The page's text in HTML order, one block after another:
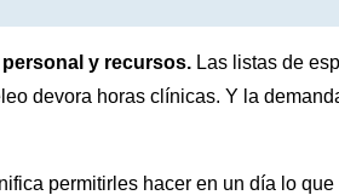
y recursos. Las listas de
devora horas clínicas. Y la
permitirles hacer en un día lo que